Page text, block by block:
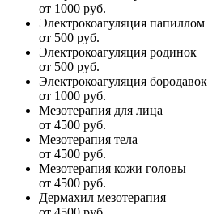
от 1000 руб.
Электрокоагуляция папиллом
от 500 руб.
Электрокоагуляция родинок
от 500 руб.
Электрокоагуляция бородавок
от 1000 руб.
Мезотерапия для лица
от 4500 руб.
Мезотерапия тела
от 4500 руб.
Мезотерапия кожи головы
от 4500 руб.
Дермахил мезотерапия